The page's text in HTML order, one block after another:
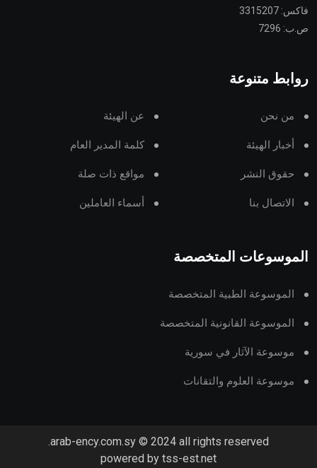
فاكس: 3315207
ص.ب: 7296
روابط متنوعة
من نحن عن الهيئة
أخبار الهيئة كلمة المدير العام
حقوق النشر مواقع ذات صلة
الاتصال بنا أسماء العاملين
الموسوعات المتخصصة
الموسوعة الطبية المتخصصة
الموسوعة القانونية المتخصصة
موسوعة الآثار في سورية
موسوعة العلوم والتقانات
arab-ency.com.sy © 2024 all rights reserved.
powered by tss-est.net